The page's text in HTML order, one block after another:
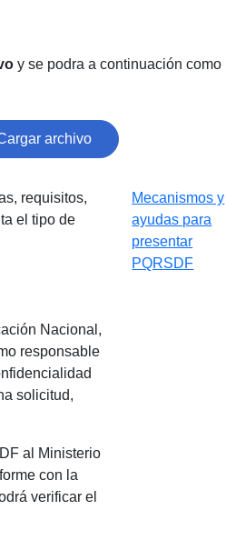
y se podra a continuación como
archivo
requisitos,
el tipo de
Mecanismos y
ayudas para
presentar
PQRSDF
Nacional,
responsable
solicitud,
al Ministerio
con la
verificar el